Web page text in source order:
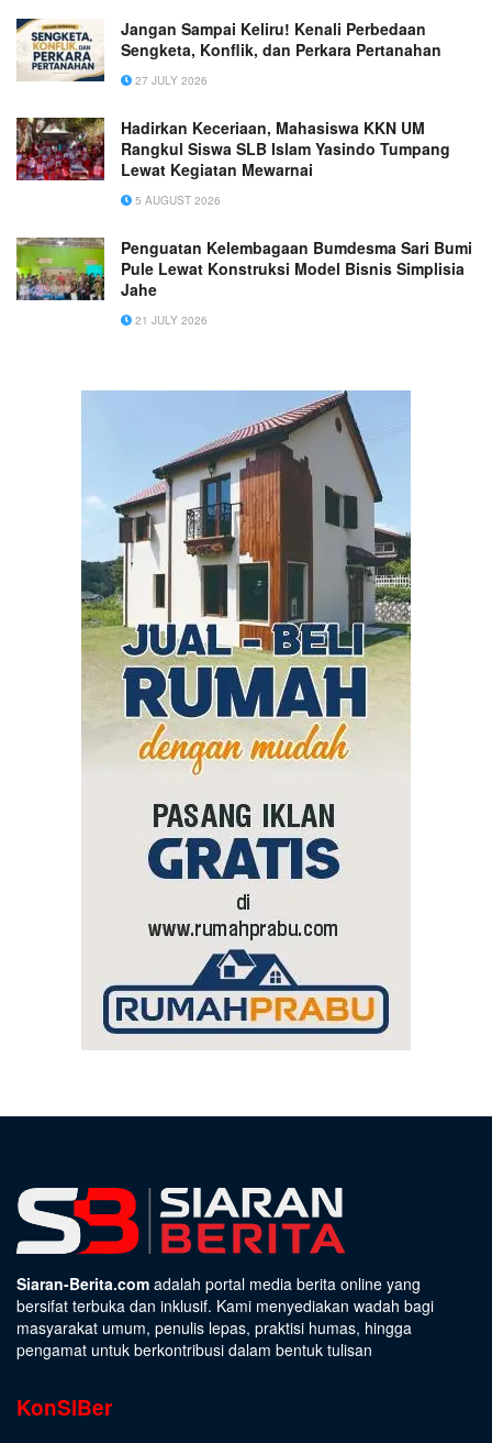
Jangan Sampai Keliru! Kenali Perbedaan
Sengketa, Konflik, dan Perkara Pertanahan
27 JULY 2026
Hadirkan Keceriaan, Mahasiswa KKN UM
Rangkul Siswa SLB Islam Yasindo Tumpang
Lewat Kegiatan Mewarnai
5 AUGUST 2026
Penguatan Kelembagaan Bumdesma Sari Bumi
Pule Lewat Konstruksi Model Bisnis Simplisia
Jahe
21 JULY 2026
Siaran-Berita.com adalah portal media berita online yang
bersifat terbuka dan inklusif. Kami menyediakan wadah bagi
masyarakat umum, penulis lepas, praktisi humas, hingga
pengamat untuk berkontribusi dalam bentuk tulisan
KonSiBer